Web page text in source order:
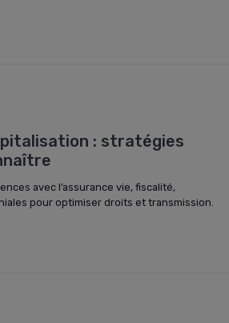
: stratégies
avec l’assurance vie, fiscalité,
pour optimiser droits et transmission.